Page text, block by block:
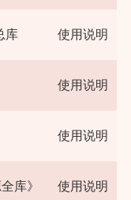
库 使用说明
使用说明
使用说明
库》 使用说明